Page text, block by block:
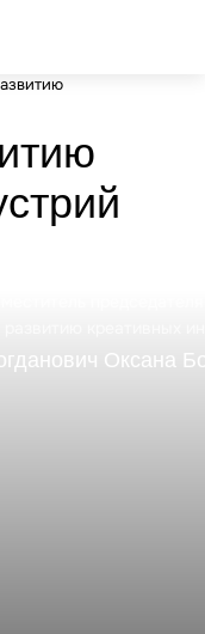
Оксана